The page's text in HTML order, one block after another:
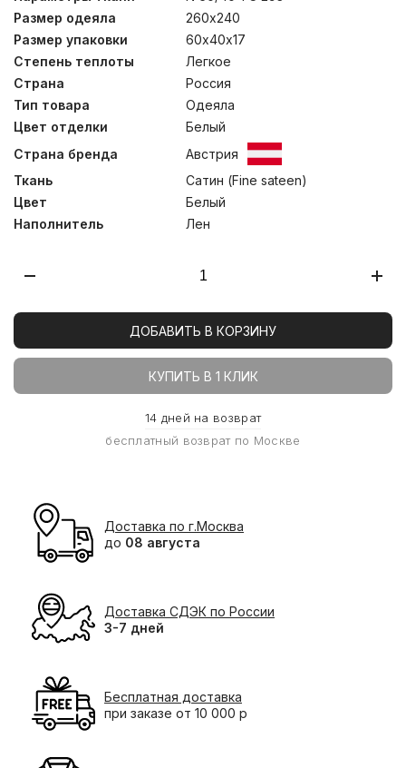
температуре до 30С°
Размер одеяла
260х240
Размер упаковки
60х40х17
Степень теплоты
Легкое
Страна
Россия
Тип товара
Одеяла
Цвет отделки
Белый
Страна бренда
Австрия
Ткань
Сатин (Fine sateen)
Цвет
Белый
Наполнитель
Лен
ДОБАВИТЬ В КОРЗИНУ
КУПИТЬ В 1 КЛИК
14 дней на возврат
бесплатный возврат по Москве
Доставка по г.Москва
до 08 августа
Доставка СДЭК по России
3-7 дней
Бесплатная доставка
при заказе от 10 000 р